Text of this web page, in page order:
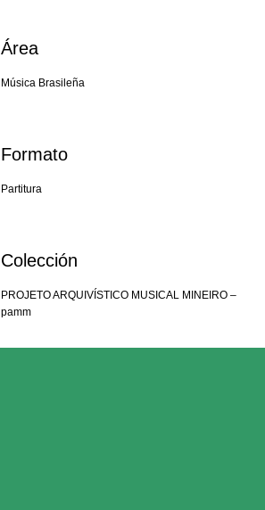
Área
Música Brasileña
Formato
Partitura
Colección
PROJETO ARQUIVÍSTICO MUSICAL MINEIRO –
pamm